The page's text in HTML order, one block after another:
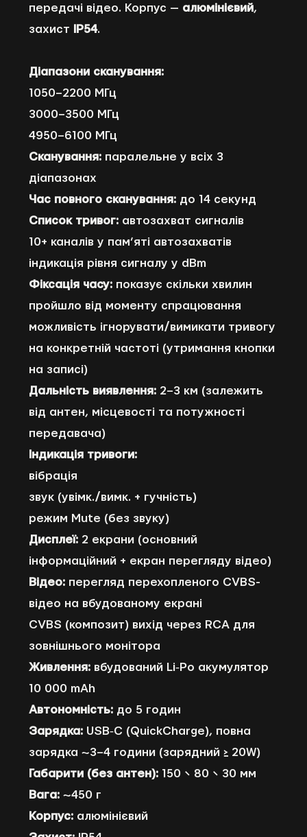
передачі відео. Корпус — алюмінієвий,
захист
IP54.
Діапазони сканування:
1050–2200 МГц
3000–3500 МГц
4950–6100 МГц
Сканування: паралельне у всіх 3
діапазонах
Час повного сканування: до 14 секунд
Список тривог: автозахват сигналів
10+ каналів у пам’яті автозахватів
індикація рівня сигналу у dBm
Фіксація часу: показує скільки хвилин
пройшло від моменту спрацювання
можливість ігнорувати/вимикати тривогу
на конкретній частоті (утримання кнопки
на записі)
Дальність виявлення: 2–3 км (залежить
від антен, місцевості та потужності
передавача)
Індикація тривоги:
вібрація
звук (увімк./вимк. + гучність)
режим Mute (без звуку)
Дисплеї: 2 екрани (основний
інформаційний + екран перегляду відео)
Відео: перегляд перехопленого CVBS-
відео на вбудованому екрані
CVBS (композит) вихід через RCA для
зовнішнього монітора
Живлення: вбудований Li‑Po акумулятор
10 000 mAh
Автономність: до 5 годин
Зарядка: USB‑C (QuickCharge), повна
зарядка ~3–4 години (зарядний ≥ 20W)
Габарити (без антен): 150 × 80 × 30 мм
Вага: ~450 г
Корпус: алюмінієвий